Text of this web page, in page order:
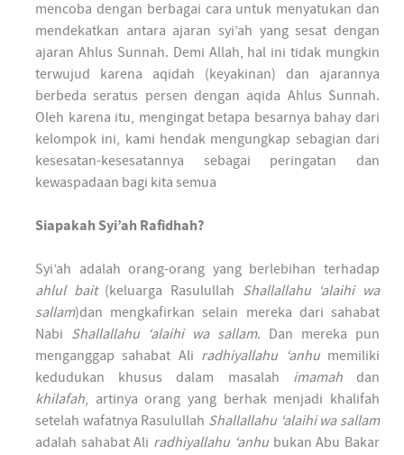
mencoba dengan berbagai cara untuk menyatukan dan
mendekatkan antara ajaran syi’ah yang sesat dengan
ajaran Ahlus Sunnah. Demi Allah, hal ini tidak mungkin
terwujud karena aqidah (keyakinan) dan ajarannya
berbeda seratus persen dengan aqida Ahlus Sunnah.
Oleh karena itu, mengingat betapa besarnya bahay dari
kelompok ini, kami hendak mengungkap sebagian dari
kesesatan-kesesatannya sebagai peringatan dan
kewaspadaan bagi kita semua
Siapakah Syi’ah Rafidhah?
Syi’ah adalah orang-orang yang berlebihan terhadap
ahlul bait (keluarga Rasulullah Shallallahu ‘alaihi wa
sallam)dan mengkafirkan selain mereka dari sahabat
Nabi Shallallahu ‘alaihi wa sallam. Dan mereka pun
menganggap sahabat Ali radhiyallahu ‘anhumemiliki
kedudukan khusus dalam masalah imamahdan
khilafah, artinya orang yang berhak menjadi khalifah
setelah wafatnya Rasulullah Shallallahu ‘alaihi wa sallam
adalah sahabat Ali radhiyallahu ‘anhu bukan Abu Bakar